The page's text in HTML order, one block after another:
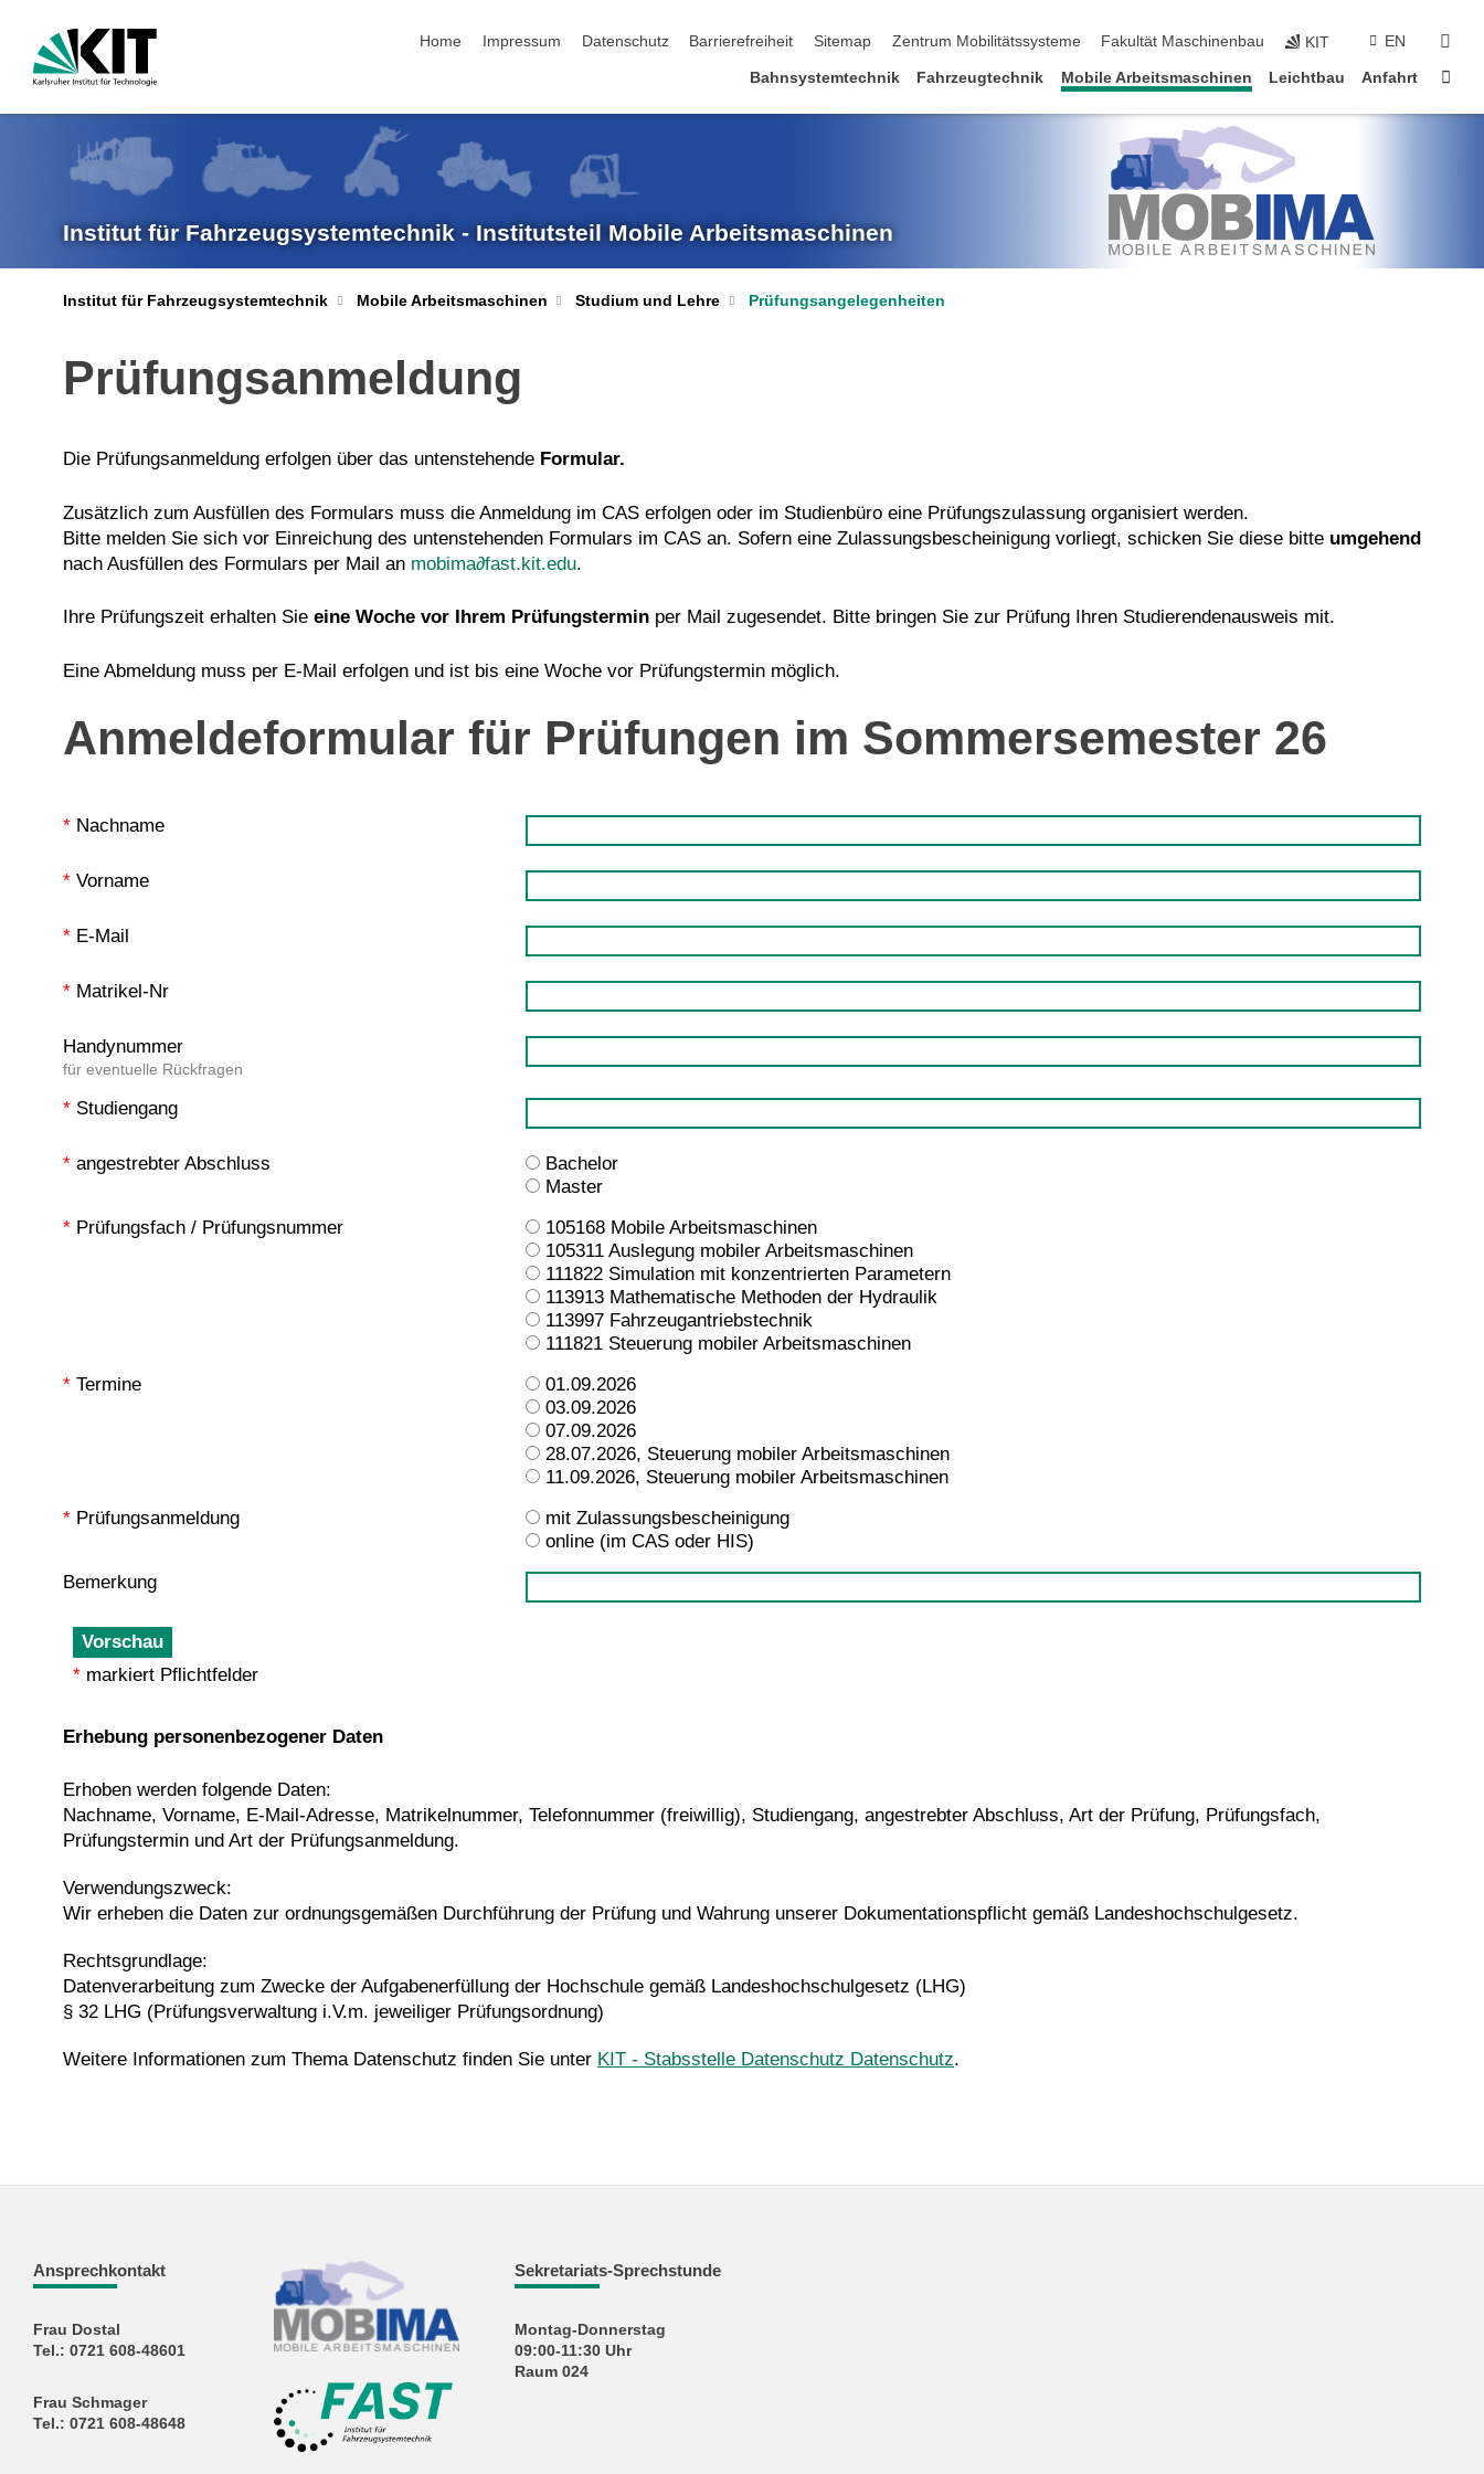
Home
Impressum Datenschutz Barrierefreiheit Sitemap Zentrum Mobilitätssysteme Fakultät Maschinenbau KIT EN
Bahnsystemtechnik Fahrzeugtechnik Mobile Arbeitsmaschinen Leichtbau Anfahrt
Institut für Fahrzeugsystemtechnik - Institutsteil Mobile Arbeitsmaschinen
Institut für Fahrzeugsystemtechnik Mobile Arbeitsmaschinen Studium und Lehre Prüfungsangelegenheiten
Prüfungsanmeldung
Die Prüfungsanmeldung erfolgen über das untenstehende Formular.
Zusätzlich zum Ausfüllen des Formulars muss die Anmeldung im CAS erfolgen oder im Studienbüro eine Prüfungszulassung organisiert werden.
Bitte melden Sie sich vor Einreichung des untenstehenden Formulars im CAS an. Sofern eine Zulassungsbescheinigung vorliegt, schicken Sie diese bitte umgehend
nach Ausfüllen des Formulars per Mail an mobima∂fast.kit.edu.
Ihre Prüfungszeit erhalten Sie eine Woche vor Ihrem Prüfungstermin per Mail zugesendet. Bitte bringen Sie zur Prüfung Ihren Studierendenausweis mit.
Eine Abmeldung muss per E-Mail erfolgen und ist bis eine Woche vor Prüfungstermin möglich.
Anmeldeformular für Prüfungen im Sommersemester 26
* Nachname
* Vorname
* E-Mail
* Matrikel-Nr
Handynummer
für eventuelle Rückfragen
* Studiengang
* angestrebter Abschluss
Bachelor
Master
* Prüfungsfach / Prüfungsnummer
105168 Mobile Arbeitsmaschinen
105311 Auslegung mobiler Arbeitsmaschinen
111822 Simulation mit konzentrierten Parametern
113913 Mathematische Methoden der Hydraulik
113997 Fahrzeugantriebstechnik
111821 Steuerung mobiler Arbeitsmaschinen
* Termine
01.09.2026
03.09.2026
07.09.2026
28.07.2026, Steuerung mobiler Arbeitsmaschinen
11.09.2026, Steuerung mobiler Arbeitsmaschinen
* Prüfungsanmeldung
mit Zulassungsbescheinigung
online (im CAS oder HIS)
Bemerkung
* markiert Pflichtfelder
Erhebung personenbezogener Daten
Erhoben werden folgende Daten:
Nachname, Vorname, E-Mail-Adresse, Matrikelnummer, Telefonnummer (freiwillig), Studiengang, angestrebter Abschluss, Art der Prüfung, Prüfungsfach,
Prüfungstermin und Art der Prüfungsanmeldung.
Verwendungszweck:
Wir erheben die Daten zur ordnungsgemäßen Durchführung der Prüfung und Wahrung unserer Dokumentationspflicht gemäß Landeshochschulgesetz.
Rechtsgrundlage:
Datenverarbeitung zum Zwecke der Aufgabenerfüllung der Hochschule gemäß Landeshochschulgesetz (LHG)
§ 32 LHG (Prüfungsverwaltung i.V.m. jeweiliger Prüfungsordnung)
Weitere Informationen zum Thema Datenschutz finden Sie unter KIT - Stabsstelle Datenschutz Datenschutz.
Ansprechkontakt
Frau Dostal
Tel.: 0721 608-48601
Frau Schmager
Tel.: 0721 608-48648
Sekretariats-Sprechstunde
Montag-Donnerstag
09:00-11:30 Uhr
Raum 024